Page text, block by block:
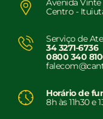
Centro -
Serviço de
34 3271-6736
0800 340
Horário de
8h às 11h30 e